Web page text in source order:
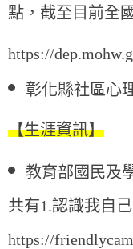
點，截至目前全
https://
彰化縣社區心
【生涯資訊】
教育部國民及
共有1.認識我自
https://